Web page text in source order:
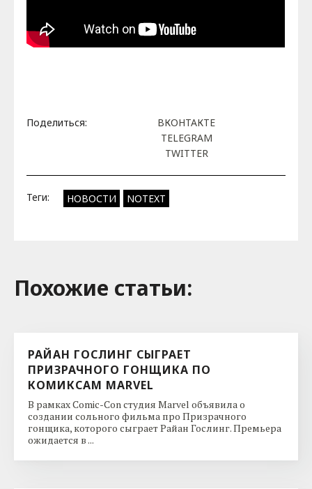
Поделиться:
ВКОНТАКТЕ
TELEGRAM
TWITTER
Теги: НОВОСТИ NOTEXT
Похожие cтатьи:
РАЙАН ГОСЛИНГ СЫГРАЕТ
ПРИЗРАЧНОГО ГОНЩИКА ПО
КОМИКСАМ MARVEL
В рамках Comic-Con студия Marvel объявила о
создании сольного фильма про Призрачного
гонщика, которого сыграет Райан Гослинг. Премьера
ожидается в ...